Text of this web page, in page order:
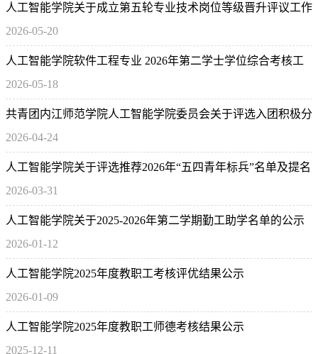
人工智能学院关于成立第五轮专业技术岗位等级晋升评议工作
小组的通知
2026-05-20
人工智能学院软件工程专业 2026年第二学士学位综合考核工
作方案
2026-05-18
共青团内江师范学院人工智能学院委员会关于评选入团积极分
子参加学校第三十期团校结果公示
2026-04-24
人工智能学院关于评选推荐2026年“五四青年标兵”名单及提名
公示
2026-03-31
人工智能学院关于2025-2026年第二学期勤工助学名单的公示
2026-01-12
人工智能学院2025年度教职工考核评优结果公示
2026-01-09
人工智能学院2025年度教职工师德考核结果公示
2025-12-11